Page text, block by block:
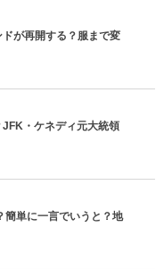
が再開する？服まで変
・ケネディ元大統領
簡単に一言でいうと？地